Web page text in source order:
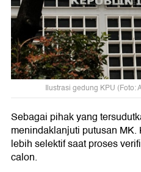
Ilustrasi gedung KPU (Foto:
Sebagai pihak yang
menindaklanjuti putusan
lebih selektif saat proses
calon.